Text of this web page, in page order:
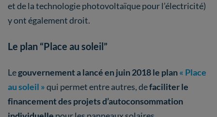
et de la technologie photovoltaïque pour l’électricité)
y ont également droit.
Le plan “Place au soleil”
Legouvernement a lancé en juin 2018 le plan« Place
au soleil »qui permet entre autres, defaciliter le
financement des projets d’autoconsommation